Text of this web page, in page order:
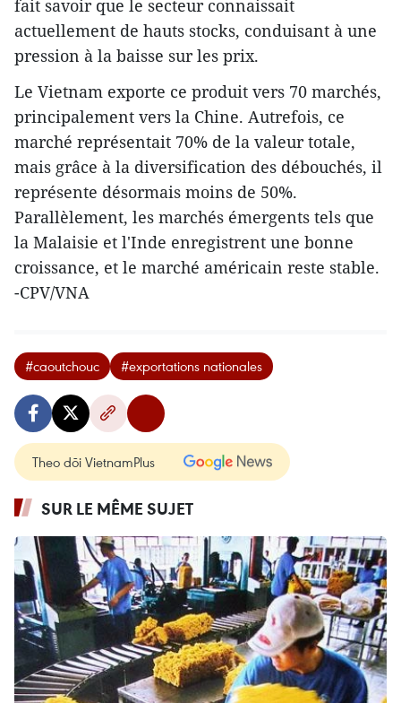
fait savoir que le secteur connaissait
actuellement de hauts stocks, conduisant à une
pression à la baisse sur les prix.
Le Vietnam exporte ce produit vers 70 marchés,
principalement vers la Chine. Autrefois, ce
marché représentait 70% de la valeur totale,
mais grâce à la diversification des débouchés, il
représente désormais moins de 50%.
Parallèlement, les marchés émergents tels que
la Malaisie et l'Inde enregistrent une bonne
croissance, et le marché américain reste stable.
-CPV/VNA
#caoutchouc #exportations nationales
Theo dõi VietnamPlus
SUR LE MÊME SUJET